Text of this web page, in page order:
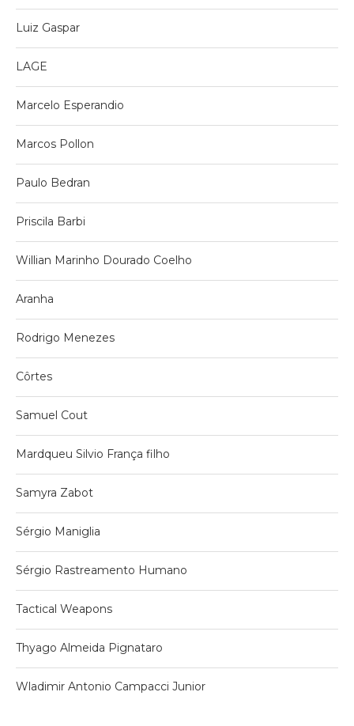
Luiz Gaspar
LAGE
Marcelo Esperandio
Marcos Pollon
Paulo Bedran
Priscila Barbi
Willian Marinho Dourado Coelho
Aranha
Rodrigo Menezes
Côrtes
Samuel Cout
Mardqueu Silvio França filho
Samyra Zabot
Sérgio Maniglia
Sérgio Rastreamento Humano
Tactical Weapons
Thyago Almeida Pignataro
Wladimir Antonio Campacci Junior